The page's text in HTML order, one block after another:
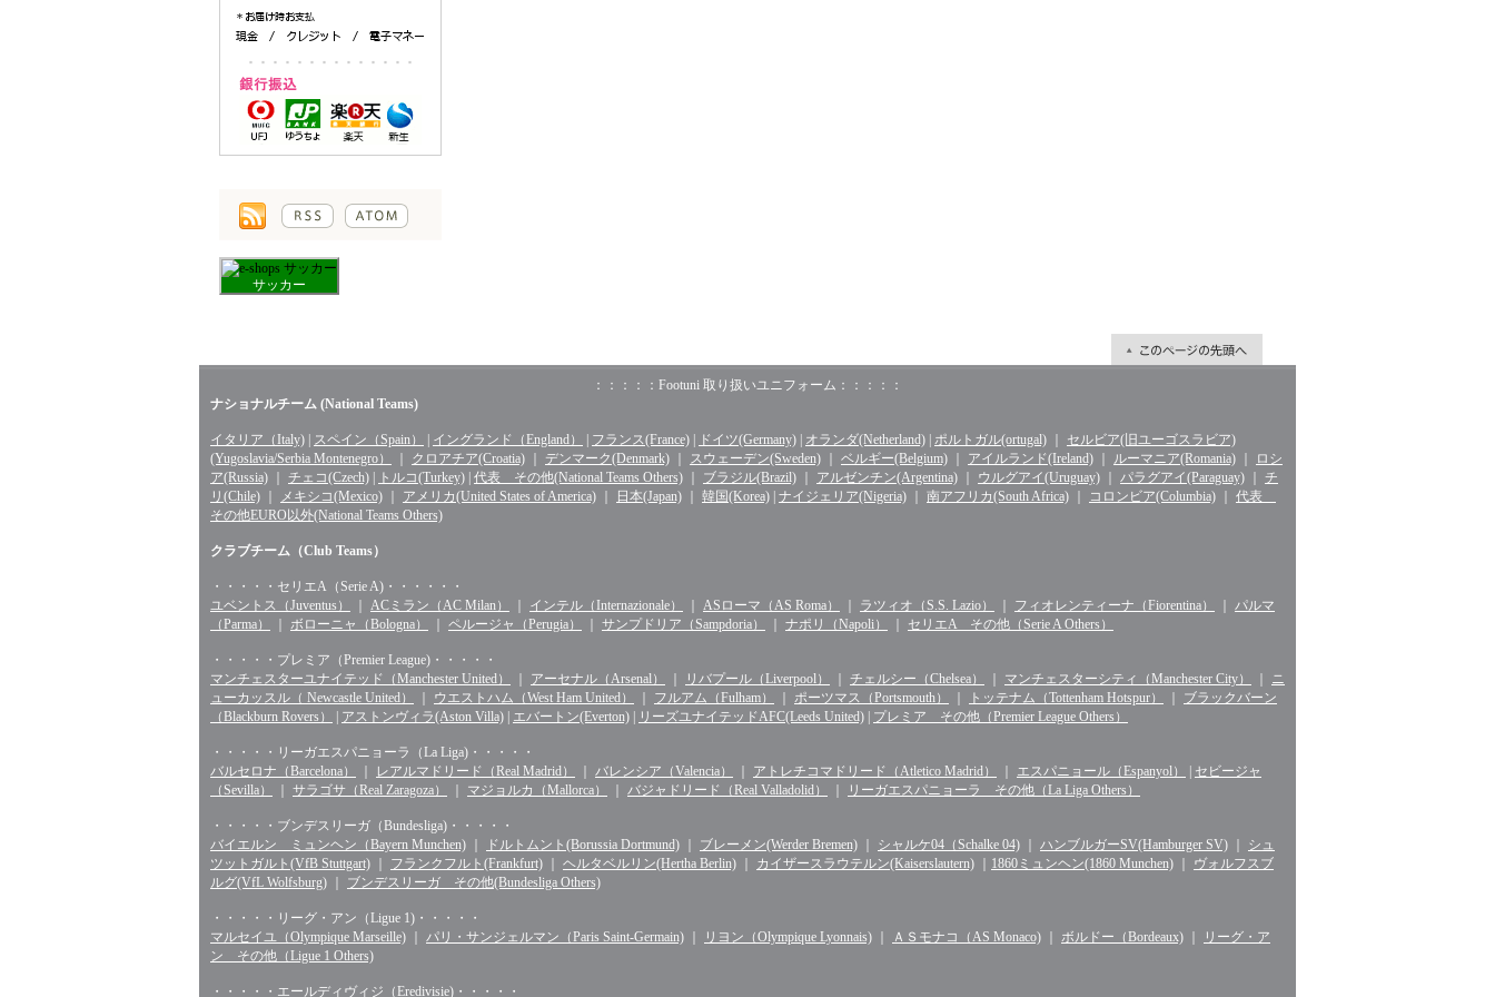
サッカー
：：：：：Footuni 取り扱いユニフォーム：：：：：
ナショナルチーム (National Teams)
イタリア（Italy) スペイン（Spain） イングランド（England） フランス(France) ドイツ(Germany) オランダ(Netherland) ポルトガル(ortugal)
セルビア(旧ユーゴスラビア)
(Yugoslavia/Serbia Montenegro）
クロアチア(Croatia) デンマーク(Denmark) スウェーデン(Sweden) ベルギー(Belgium) アイルランド(Ireland) ルーマニア(Romania)
ロシ
ア(Russia)
チェコ(Czech) トルコ(Turkey) 代表 その他(National Teams Others) ブラジル(Brazil) アルゼンチン(Argentina) ウルグアイ(Uruguay) パラグアイ(Paraguay)
チ
リ(Chile)
メキシコ(Mexico) アメリカ(United States of America) 日本(Japan) 韓国(Korea) ナイジェリア(Nigeria) 南アフリカ(South Africa) コロンビア(Columbia)
代表
その他EURO以外(National Teams Others)
クラブチーム（Club Teams）
・・・・・セリエA（Serie A)・・・・・・
ユベントス（Juventus）
ACミラン（AC Milan） インテル（Internazionale） ASローマ（AS Roma） ラツィオ（S.S. Lazio） フィオレンティーナ（Fiorentina）
パルマ
（Parma）
ボローニャ（Bologna） ペルージャ（Perugia） サンプドリア（Sampdoria） ナポリ（Napoli） セリエA その他（Serie A Others）
・・・・・プレミア（Premier League)・・・・・
マンチェスターユナイテッド（Manchester United）
アーセナル（Arsenal） リバプール（Liverpool） チェルシー（Chelsea） マンチェスターシティ（Manchester City）
ニ
ューカッスル（ Newcastle United）
ウエストハム（West Ham United） フルアム（Fulham） ポーツマス（Portsmouth） トッテナム（Tottenham Hotspur）
ブラックバーン
（Blackburn Rovers）
アストンヴィラ(Aston Villa) エバートン(Everton) リーズユナイテッドAFC(Leeds United) プレミア その他（Premier League Others）
・・・・・リーガエスパニョーラ（La Liga)・・・・・
バルセロナ（Barcelona）
レアルマドリード（Real Madrid） バレンシア（Valencia） アトレチコマドリード（Atletico Madrid） エスパニョール（Espanyol）
セビージャ
（Sevilla）
サラゴサ（Real Zaragoza） マジョルカ（Mallorca） バジャドリード（Real Valladolid） リーガエスパニョーラ その他（La Liga Others）
・・・・・ブンデスリーガ（Bundesliga)・・・・・
バイエルン ミュンヘン（Bayern Munchen)
ドルトムント(Borussia Dortmund) ブレーメン(Werder Bremen) シャルケ04（Schalke 04) ハンブルガーSV(Hamburger SV)
シュ
ツットガルト(VfB Stuttgart)
フランクフルト(Frankfurt) ヘルタベルリン(Hertha Berlin) カイザースラウテルン(Kaiserslautern) 1860ミュンヘン(1860 Munchen)
ヴォルフスブ
ルグ(VfL Wolfsburg)
ブンデスリーガ その他(Bundesliga Others)
・・・・・リーグ・アン（Ligue 1)・・・・・
マルセイユ（Olympique Marseille)
パリ・サンジェルマン（Paris Saint-Germain) リヨン（Olympique Lyonnais) ＡＳモナコ（AS Monaco) ボルドー（Bordeaux)
リーグ・ア
ン その他（Ligue 1 Others)
・・・・・エールディヴィジ（Eredivisie)・・・・・